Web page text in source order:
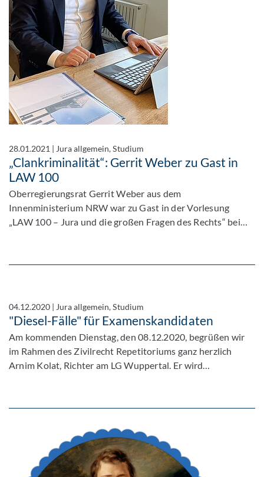
28.01.2021 | Jura allgemein, Studium
„Clankriminalität“: Gerrit Weber zu Gast in
LAW 100
Oberregierungsrat Gerrit Weber aus dem
Innenministerium NRW war zu Gast in der Vorlesung
„LAW 100 – Jura und die großen Fragen des Rechts“ bei…
04.12.2020 | Jura allgemein, Studium
"Diesel-Fälle" für Examenskandidaten
Am kommenden Dienstag, den 08.12.2020, begrüßen wir
im Rahmen des Zivilrecht Repetitoriums ganz herzlich
Arnim Kolat, Richter am LG Wuppertal. Er wird…